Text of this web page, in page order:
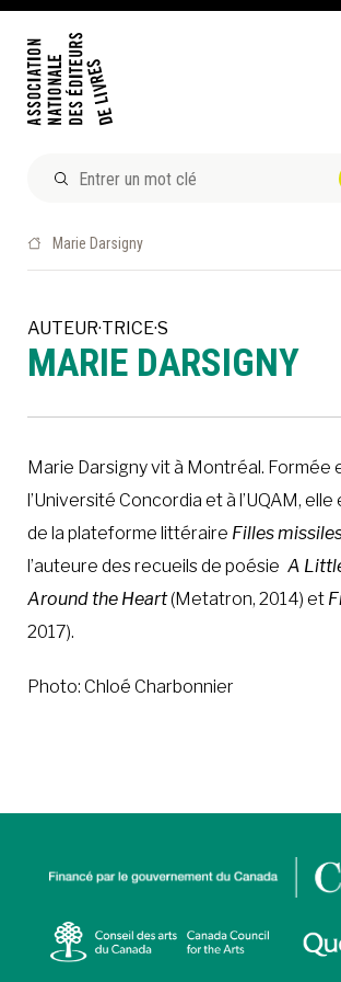
DOSSIERS ET ENJEUX
PERFECTIONNEMENT
ET SERVICES AUX MEMBRES
À LA POINTE DE LA PROFESSION
RÉPERTOIRE DES MEMBRES
CALENDRIER
À PROPOS
Marie Darsigny
AUTEUR·TRICE·S
MARIE DARSIGNY
Marie Darsigny vit à Montréal. Formée
l’Université Concordia et à l’UQAM,
de la plateforme littéraire Filles
l’auteure des recueils de poésie A
Around the Heart(Metatron, 2014) et
2017).
Photo: Chloé Charbonnier